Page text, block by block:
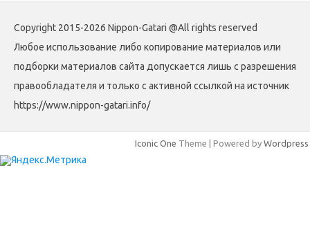
Copyright 2015-2026 Nippon-Gatari @All rights reserved
Любое использование либо копирование материалов или
подборки материалов сайта допускается лишь с разрешения
правообладателя и только с активной ссылкой на источник
https://www.nippon-gatari.info/
Iconic One Theme | Powered by Wordpress